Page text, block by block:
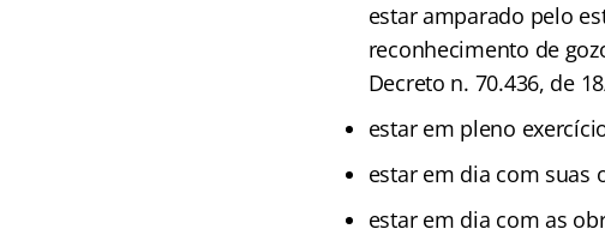
estar amparado pelo
reconhecimento de
Decreto n. 70.436, de
estar em pleno
estar em dia com suas
estar em dia com as